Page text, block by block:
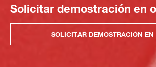
Solicitar demostración en
SOLICITAR DEMOSTRACIÓN EN